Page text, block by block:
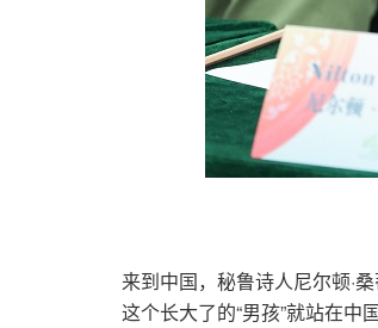
来到中国，秘鲁诗人尼尔顿·
这个长大了的“男孩”就站在